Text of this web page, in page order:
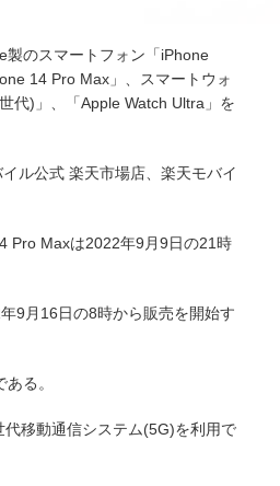
のスマートフォン「iPhone
14 Pro Max」、スマートウォ
代)」、「Apple Watch Ultra」を
ル公式 楽天市場店、楽天モバイ
Pro Maxは2022年9月9日の21時
9月16日の8時から販売を開始す
る。
移動通信システム(5G)を利用で